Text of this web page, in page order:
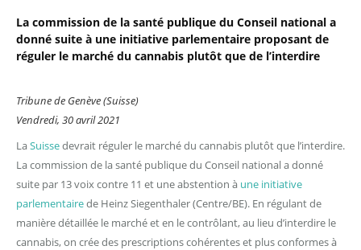
La commission de la santé publique du Conseil national a
donné suite à une initiative parlementaire proposant de
réguler le marché du cannabis plutôt que de l’interdire
Tribune de Genève (Suisse)
Vendredi, 30 avril 2021
LaSuissedevrait réguler le marché du cannabis plutôt que l’interdire.
La commission de la santé publique du Conseil national a donné
suite par 13 voix contre 11 et une abstention à une initiative
parlementairede Heinz Siegenthaler (Centre/BE). En régulant de
manière détaillée le marché et en le contrôlant, au lieu d’interdire le
cannabis, on crée des prescriptions cohérentes et plus conformes à